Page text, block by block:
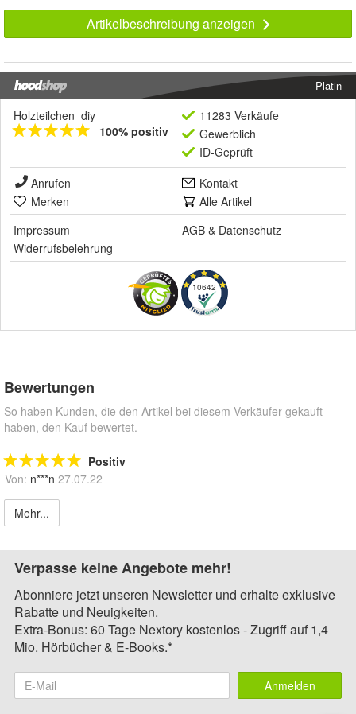
Artikelbeschreibung anzeigen
Platin
Holzteilchen_diy
100% positiv
11283 Verkäufe
Gewerblich
ID-Geprüft
Anrufen
Kontakt
Merken
Alle Artikel
Impressum
AGB & Datenschutz
Widerrufsbelehrung
10642
Bewertungen
So haben Kunden, die den Artikel bei diesem Verkäufer gekauft
haben, den Kauf bewertet.
Positiv
Von: n***n 27.07.22
Mehr...
Verpasse keine Angebote mehr!
Abonniere jetzt unseren Newsletter und erhalte exklusive
Rabatte und Neuigkeiten.
Extra-Bonus: 60 Tage Nextory kostenlos - Zugriff auf 1,4
Mio. Hörbücher & E-Books.*
Anmelden